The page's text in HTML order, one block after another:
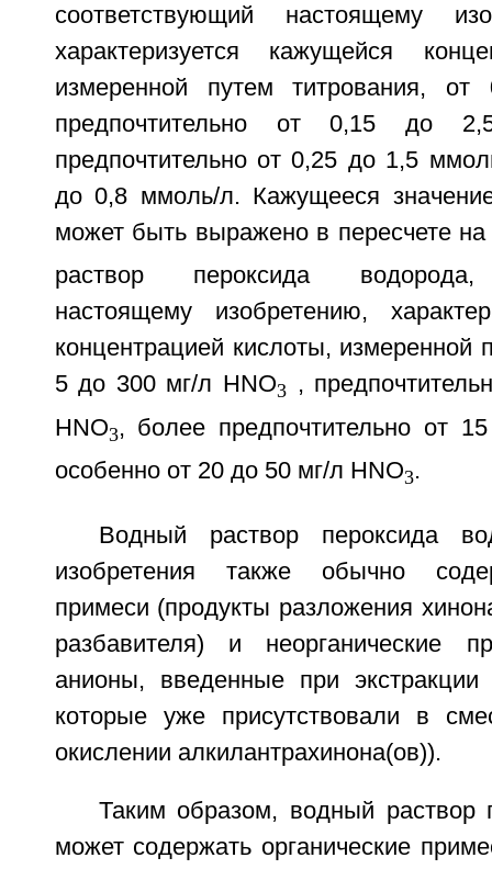
соответствующий настоящему
характеризуется кажущейся
измеренной путем титрования,
предпочтительно от 0,15 до
предпочтительно от 0,25 до 1,5
до 0,8 ммоль/л. Кажущееся
может быть выражено в пересчете
раствор пероксида водорода,
настоящему изобретению,
концентрацией кислоты, измеренной
5 до 300 мг/л HNO3 ,
HNO3, более предпочтительно от
особенно от 20 до 50 мг/л HNO3.
Водный раствор пероксида
изобретения также обычно
примеси (продукты разложения
разбавителя) и неорганические
анионы, введенные при
которые уже присутствовали в
окислении алкилантрахинона(ов)).
Таким образом, водный раствор
может содержать органические